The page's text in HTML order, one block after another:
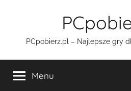
PCpobierz.pl – Najlepsze gry
Menu